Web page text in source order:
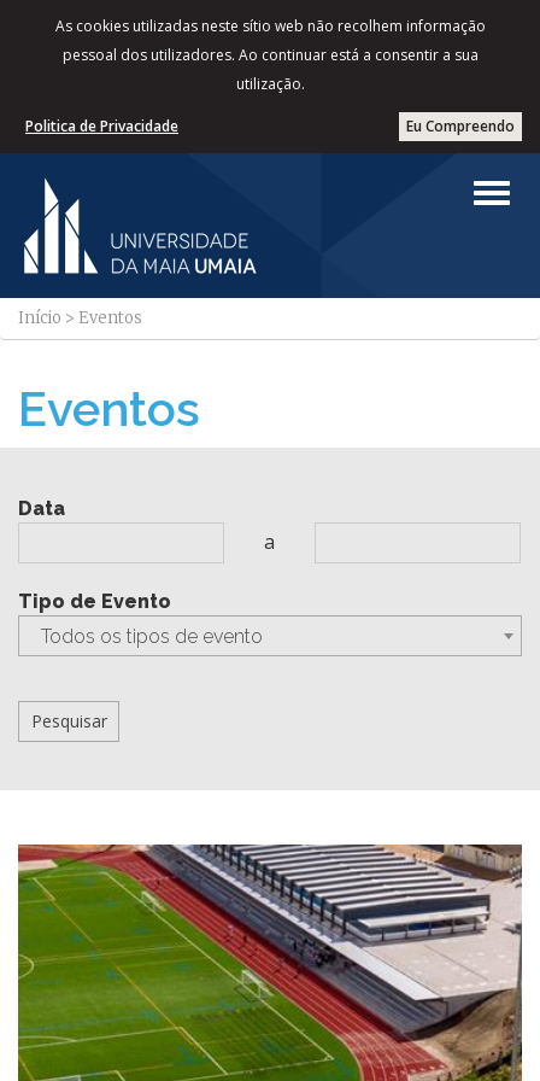
As cookies utilizadas neste sítio web não recolhem informação
pessoal dos utilizadores. Ao continuar está a consentir a sua
utilização.
Eu Compreendo
Politica de Privacidade
Início > Eventos
Eventos
Data
a
Tipo de Evento
Todos os tipos de evento